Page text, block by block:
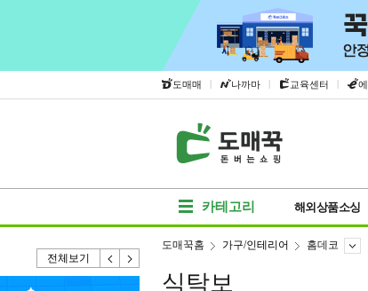
도매매 | 나까마 | 교육센터 |
카테고리 해외상품소싱
전체보기
도매꾹홈 가구/인테리어 홈데코
식탁보